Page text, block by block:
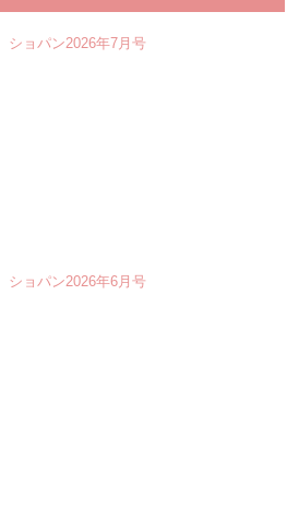
ショパン2026年7月号
ショパン2026年6月号